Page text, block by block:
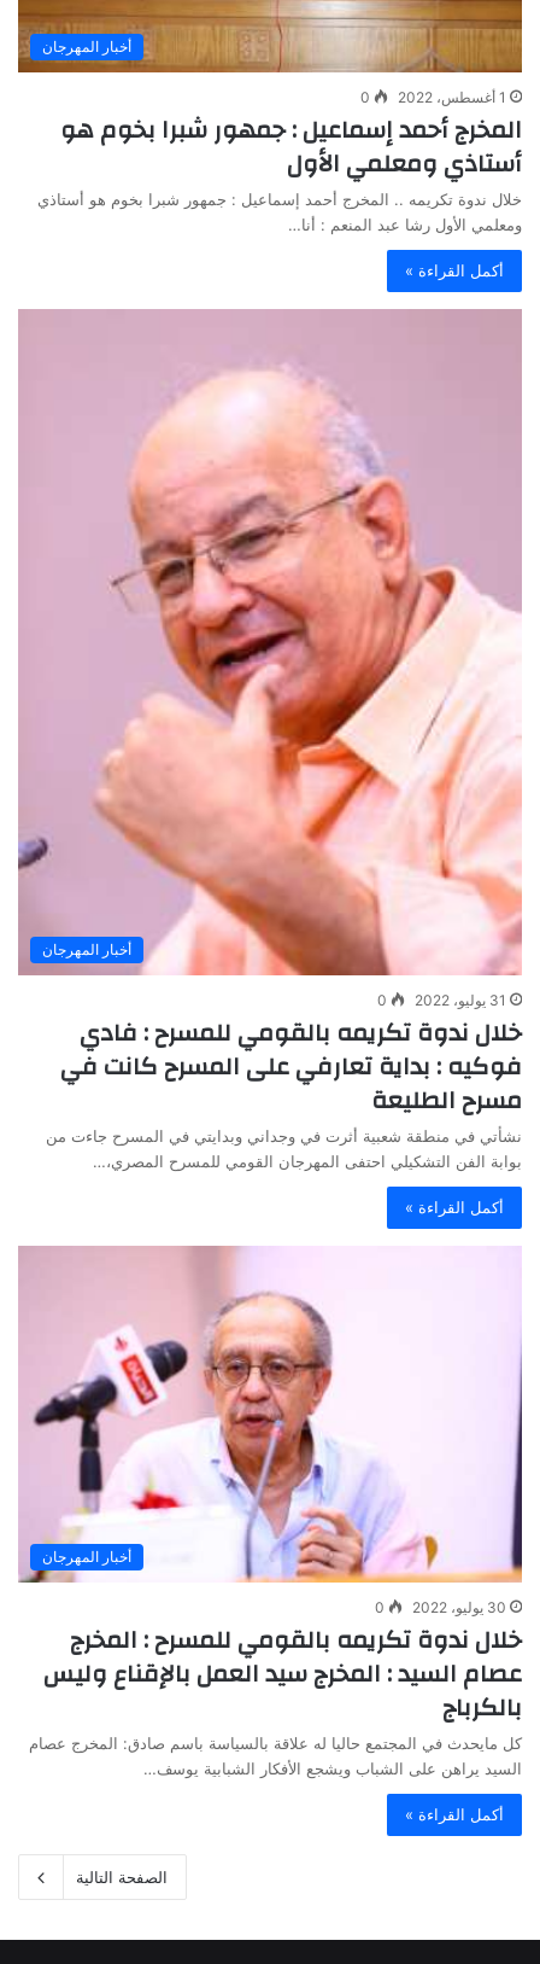
أخبار المهرجان
1 أغسطس، 2022 0
المخرج أحمد إسماعيل : جمهور شبرا بخوم هو
أستاذي ومعلمي الأول
خلال ندوة تكريمه .. المخرج أحمد إسماعيل : جمهور شبرا بخوم هو أستاذي
ومعلمي الأول رشا عبد المنعم : أنا…
أكمل القراءة »
أخبار المهرجان
31 يوليو، 2022 0
خلال ندوة تكريمه بالقومي للمسرح : فادي
فوكيه : بداية تعارفي على المسرح كانت في
مسرح الطليعة
نشأتي في منطقة شعبية أثرت في وجداني وبدايتي في المسرح جاءت من
بوابة الفن التشكيلي احتفى المهرجان القومي للمسرح المصري،…
أكمل القراءة »
أخبار المهرجان
30 يوليو، 2022 0
خلال ندوة تكريمه بالقومي للمسرح : المخرج
عصام السيد : المخرج سيد العمل بالإقناع وليس
بالكرباج
كل مايحدث في المجتمع حاليا له علاقة بالسياسة باسم صادق: المخرج عصام
السيد يراهن على الشباب ويشجع الأفكار الشبابية يوسف…
أكمل القراءة »
الصفحة التالية